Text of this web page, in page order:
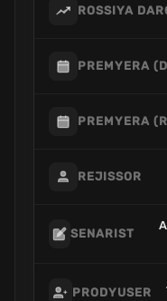
ROSSIYA
PREMYERA
PREMYERA
REJISSOR
SENARIST
PRODYUSER